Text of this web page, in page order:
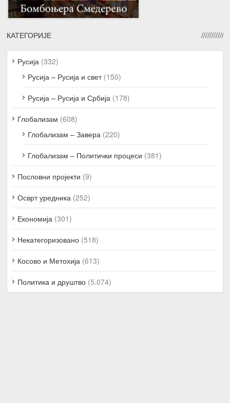
КАТЕГОРИЈЕ
Русија (332)
Русија – Русија и свет(150)
Русија – Русија и Србија (178)
Глобализам (608)
Глобализам – Завера (220)
Глобализам – Политички процеси (381)
Пословни пројекти (9)
Осврт уредника (252)
Економија (301)
Некатегоризовано (518)
Косово и Метохија (613)
Политика и друштво (5.074)